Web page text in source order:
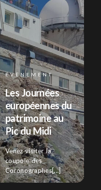
ÉVÈNEMENT
Les Journées
européennes du
patrimoine au
Pic du Midi
Venez visiter la
coupole des
Coronographes[...]